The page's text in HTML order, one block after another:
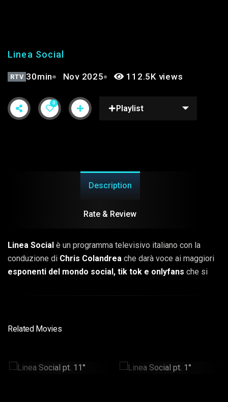
Linea Social
RTV 30min Nov 2025 112.5K views
0
Playlist
Description
Rate & Review
Linea Social è un programma televisivo italiano con la
conduzione di Chris Colandrea che darà voce ai maggiori
esponenti del mondo social, tik tok e onlyfans che si
Related Movies
Linea Social Pt. 11° Linea Social Pt. 1°